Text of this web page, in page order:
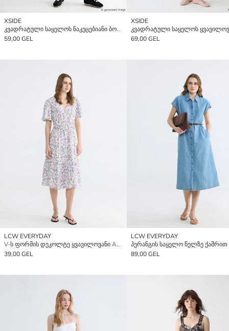
XSIDE
კვადრატული საყელოს ნაკეცებიანი ბოდიკონი კაბა
59,00 GEL
XSIDE
69,00 GEL
LCW EVERYDAY
V-ს ფორმის დეკოლტე ყვავილოვანი A-ს ფორმის კაბა
39,00 GEL
LCW EVERYDAY
89,00 GEL